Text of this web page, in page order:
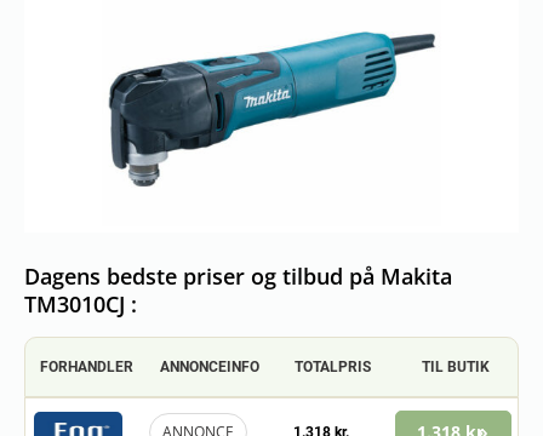
Dagens bedste priser og tilbud på Makita
TM3010CJ :
FORHANDLER ANNONCEINFO TOTALPRIS TIL BUTIK
ANNONCE 1.318 kr.